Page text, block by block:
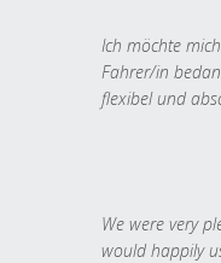
Ich möchte
Fahrer/in
flexibel und
We were very
would happily